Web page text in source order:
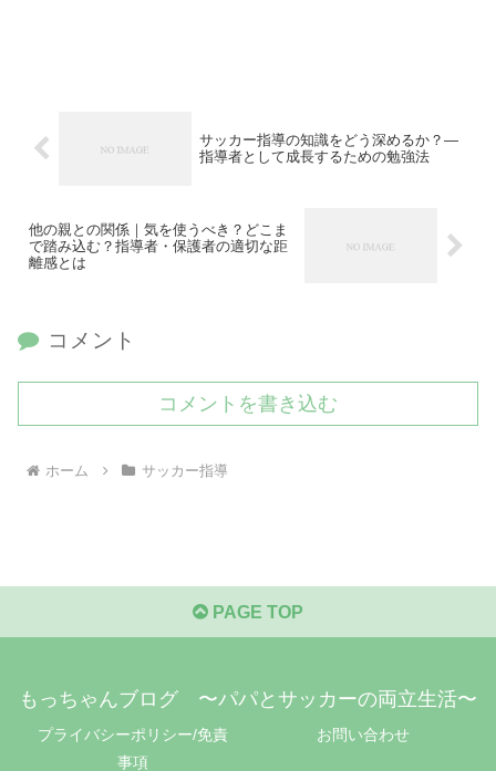
サッカー指導の知識をどう深めるか？—
指導者として成長するための勉強法
他の親との関係｜気を使うべき？どこま
で踏み込む？指導者・保護者の適切な距
離感とは
コメント
コメントを書き込む
ホーム サッカー指導
PAGE TOP
もっちゃんブログ 〜パパとサッカーの両立生活〜
プライバシーポリシー/免責
事項
お問い合わせ